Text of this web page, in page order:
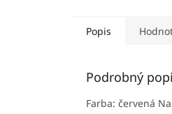
Popis
Podrobný
Farba: červená